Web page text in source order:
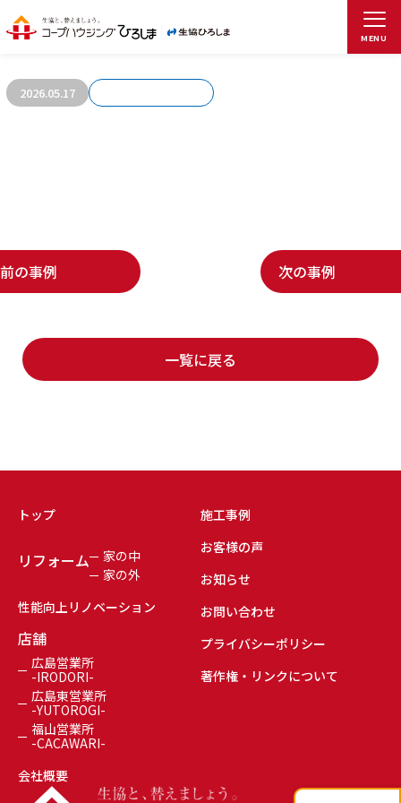
MENU
お客さまの声1092
2026.05.17
前の事例 次の事例
一覧に戻る
トップ
リフォーム
家の中
家の外
性能向上リノベーション
店舗
広島営業所
-IRODORI-
広島東営業所
-YUTOROGI-
福山営業所
-CACAWARI-
会社概要
施工事例
お客様の声
お知らせ
お問い合わせ
プライバシーポリシー
著作権・リンクについて